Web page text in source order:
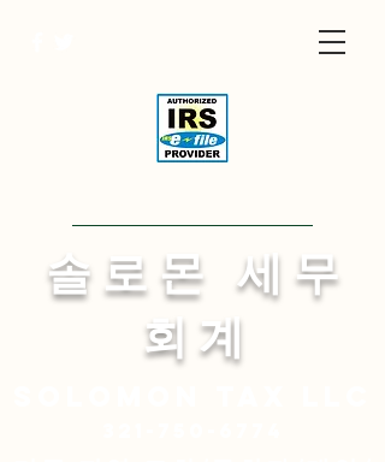
​솔 로 몬 세 무
회 계